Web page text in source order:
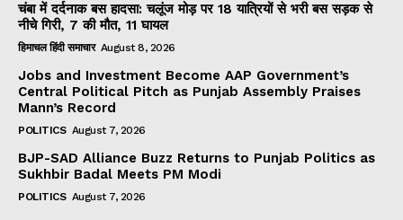
चंबा में दर्दनाक बस हादसा: चलूंज मोड़ पर 18 यात्रियों से भरी बस सड़क से
नीचे गिरी, 7 की मौत, 11 घायल
हिमाचल हिंदी समाचार August 8, 2026
Jobs and Investment Become AAP Government’s
Central Political Pitch as Punjab Assembly Praises
Mann’s Record
POLITICS August 7, 2026
BJP-SAD Alliance Buzz Returns to Punjab Politics as
Sukhbir Badal Meets PM Modi
POLITICS August 7, 2026